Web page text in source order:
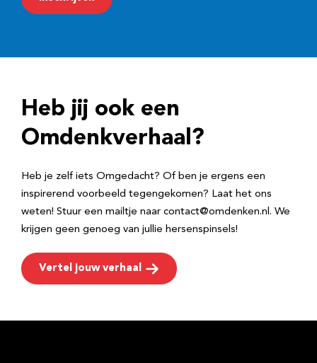
r
e
Heb jij ook een
Omdenkverhaal?
Heb je zelf iets Omgedacht? Of ben je ergens een
inspirerend voorbeeld tegengekomen? Laat het ons
weten! Stuur een mailtje naar contact@omdenken.nl. We
krijgen geen genoeg van jullie hersenspinsels!
Vertel jouw verhaal